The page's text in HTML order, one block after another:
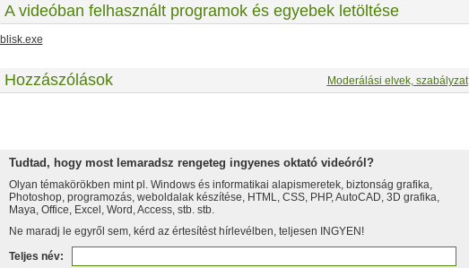
A videóban felhasznált programok és egyebek letöltése
blisk.exe
Hozzászólások Moderálási elvek, szabályzat
Tudtad, hogy most lemaradsz rengeteg ingyenes oktató videóról?
Olyan témakörökben mint pl. Windows és informatikai alapismeretek, biztonság grafika,
Photoshop, programozás, weboldalak készítése, HTML, CSS, PHP, AutoCAD, 3D grafika,
Maya, Office, Excel, Word, Access, stb. stb.
Ne maradj le egyről sem, kérd az értesítést hírlevélben, teljesen INGYEN!
Teljes név: